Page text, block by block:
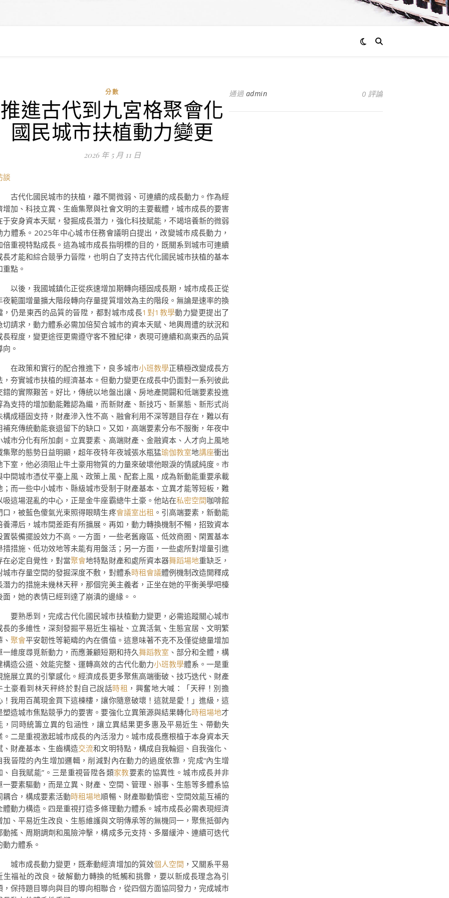
分數
推進古代到九宮格聚會化
國民城市扶植動力變更
2026 年 5 月 11 日
談
古代化國民城市的扶植，離不開微弱、可連續的成長動力。作為經
增加、科技立異、生齒集聚與社會文明的主要載體，城市成長的要害
于安身資本天賦，發掘成長潛力，強化科技賦能，不竭培養新的微弱
力體系。2025年中心城市任務會議明白提出，改變城市成長動力，
倍重視特點成長。這為城市成長指明標的目的，既關系到城市可連續
長才能和綜合競爭力晉陞，也明白了支持古代化國民城市扶植的基本
重點。
以後，我國城鎮化正從疾速增加期轉向穩固成長期，城市成長正從
夜範圍增量擴大階段轉向存量提質增效為主的階段。無論是速率的換
，仍是東西的品質的晉陞，都對城市成長1對1教學動力變更提出了
切請求，動力體系必需加倍契合城市的資本天賦、地輿周遭的狀況和
長程度，變更途徑更需遵守客不雅紀律，表現可連續和高東西的品質
向。
在政策和實行的配合推進下，良多城市小班教學正積極改變成長方
，夯實城市扶植的經濟基本。但動力變更在成長中仍面對一系列彼此
錯的實際艱苦。好比，傳統以地盤出讓、房地產開闢和低端要素投進
為支持的增加動能難認為繼，而新財產、新技巧、新業態、新形式尚
構成穩固支持，財產滲入性不高、融會利用不深等題目存在，難以有
補充傳統動能衰退留下的缺口。又如，高端要素分布不服衡，年夜中
城市分化有所加劇。立異要素、高端財產、金融資本、人才向上風地
集聚的態勢日益明顯，超年夜特年夜城張水瓶猛瑜伽教室地講座衝出
下室，他必須阻止牛土豪用物質的力量來破壞他眼淚的情感純度。市
中間城市憑仗平臺上風、政策上風、配套上風，成為新動能重要承載
；而一些中小城市、縣級城市受制于財產基本、立異才能等短板，難
吸這場混亂的中心，正是金牛座霸總牛土豪。他站在私密空間咖啡館
口，被藍色傻氣光束照得眼睛生疼會議室出租 。引高端要素，新動能
養滯后，城市間差距有所擴展。再如，動力轉換機制不暢，招致資本
置裝備擺設效力不高。一方面，一些老舊廠區、低效商圈、閑置基本
措措施、低功效地等未能有用盤活；另一方面，一些處所對增量引進
在必定自覺性，對當聚會地特點財產和處所資本器舞蹈場地重缺乏，
城市存量空間的發掘深度不敷，對體系時租會議體例機制改造開釋成
潛力的措施未幾林天秤，那個完美主義者，正坐在她的平衡美學吧檯
面，她的表情已經到達了崩潰的邊緣。。
要熟悉到，完成古代化國民城市扶植動力變更，必需追蹤關心城市
長的多維性，深刻發掘平易近生福祉、立異活氣、生態宜居、文明繁
、聚會平安韌性等範疇的內在價值。這意味著不克不及僅從總量增加
一維度尋覓新動力，而應兼顧短期和持久舞蹈教室 、部分和全體，構
構造公道、效能完整、運轉高效的古代化動力小班教學體系。一是重
施展立異的引擎感化。經濟成長更多聚焦高端衝破、技巧迭代、財產
土豪看到林天秤終於對自己說話時租 ，興奮地大喊：「天秤！別擔
！我用百萬現金買下這棟樓，讓你隨意破壞！這就是愛！」進級，這
塑造城市焦點競爭力的要害。要強化立異策源與結果轉化時租場地才
，同時統籌立異的包涵性，讓立異結果更多惠及平易近生、帶動失
。二是重視激起城市成長的內活潑力。城市成長應根植于本身資本天
、財產基本、生齒構造交流和文明特點，構成自我輪迴、自我強化、
我晉陞的內生增加邏輯，削減對內在動力的過度依靠，完成“內生增
、自我賦能”。三是重視晉陞各類家教要素的協異性。城市成長并非
一要素驅動，而是立異、財產、空間、管理、辦事、生態等多體系協
耦合，構成要素活動時租場地順暢、財產聯動慎密、空間效能互補的
體動力構造。四是重視打造多條理動力體系。城市成長必需表現經濟
加、平易近生改良、生態維護與文明傳承等的無機同一，聚焦抵御內
動搖、周期調劑和風險沖擊，構成多元支持、多層緩沖、連續可迭代
動力體系。
城市成長動力變更，既牽動經濟增加的質效個人空間 ，又關系平易
生福祉的改良。破解動力轉換的牴觸和挑釁，要以新成長理念為引
，保持題目導向與目的導向相聯合，從四個方面協同發力，完成城市
通過 admin 0 評論